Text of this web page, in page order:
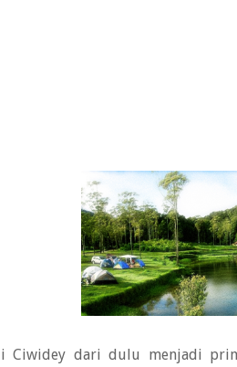
Ciwidey dari dulu menjadi